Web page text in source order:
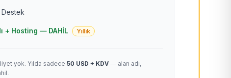
Destek
+ Hosting — DAHİL Yıllık
yok. Yılda sadece 50 USD + KDV — alan adı,